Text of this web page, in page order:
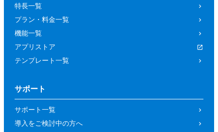
特長一覧
プラン・料金一覧
機能一覧
アプリストア
テンプレート一覧
サポート
サポート一覧
導入をご検討中の方へ